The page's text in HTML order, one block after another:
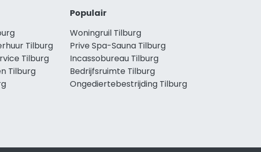
Tilburg
Tilburg
Tilburg
Populair
Woningruil Tilburg
Prive Spa-Sauna Tilburg
Incassobureau Tilburg
Bedrijfsruimte Tilburg
Ongediertebestrijding Tilburg